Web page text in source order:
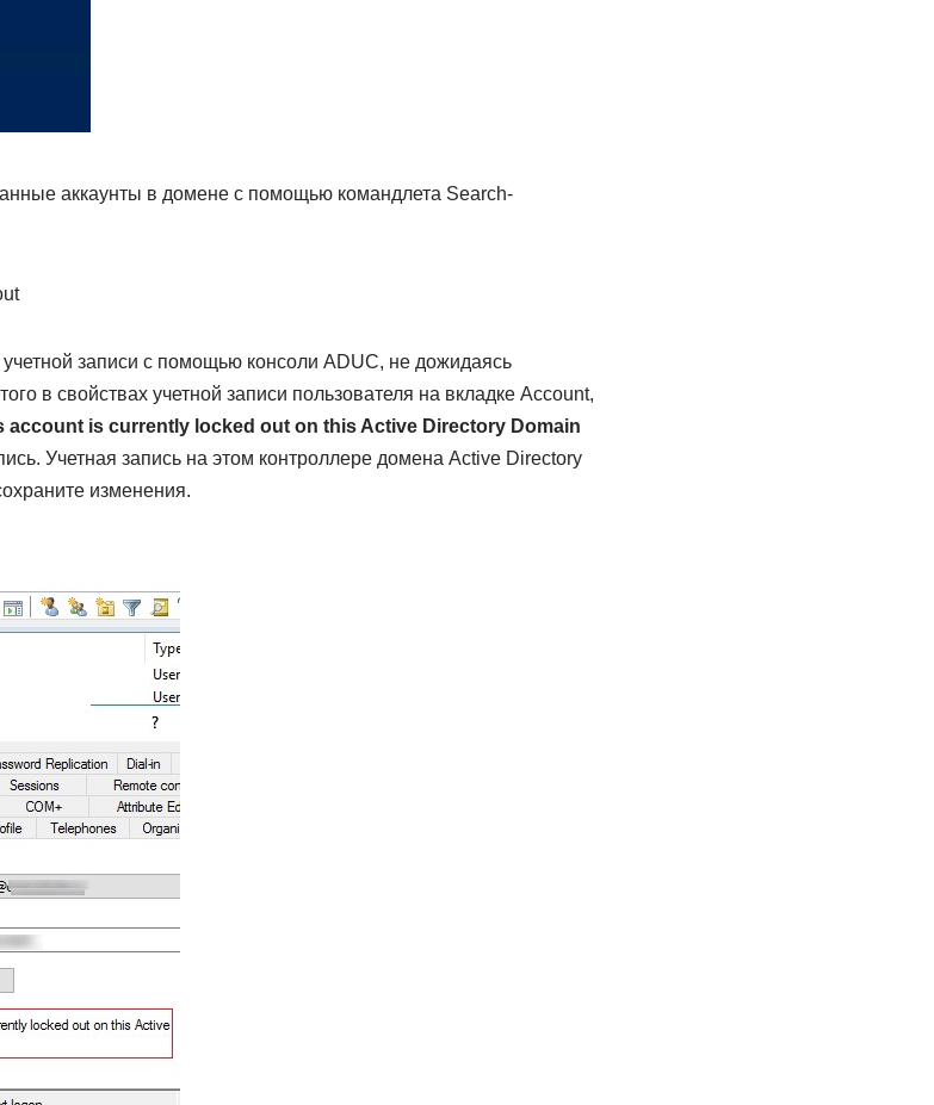
аккаунты в домене с помощью командлета Search-
записи с помощью консоли ADUC, не дожидаясь
в свойствах учетной записи пользователя на вкладке Account,
account is currently locked out on this Active Directory Domain
Учетная запись на этом контроллере домена Active Directory
изменения.